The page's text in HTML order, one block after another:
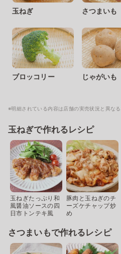
玉ねぎ さつまいも
ブロッコリー じゃがいも
※明細されている内容は店舗の実売状況と異なる
玉ねぎで作れるレシピ
玉ねぎたっぷり和
風醤油ソースの四
日市トンテキ風
豚肉と玉ねぎのチ
ーズケチャップ炒
め
さつまいもで作れるレシピ